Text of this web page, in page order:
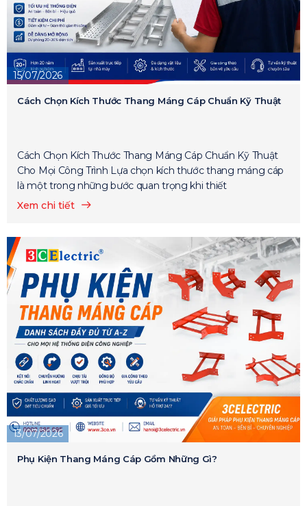
15/07/2026
Cách Chọn Kích Thước Thang Máng Cáp Chuẩn Kỹ Thuật
Cách Chọn Kích Thước Thang Máng Cáp Chuẩn Kỹ Thuật
Cho Mọi Công Trình Lựa chọn kích thước thang máng cáp
là một trong những bước quan trọng khi thiết
Xem chi tiết
13/07/2026
Phụ Kiện Thang Máng Cáp Gồm Những Gì?